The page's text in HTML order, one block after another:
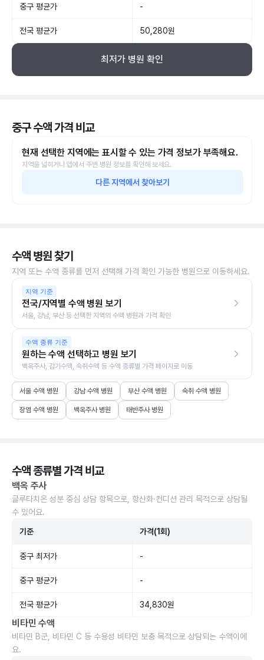
중구 평균가 -
전국 평균가 50,280원
최저가 병원 확인
중구 수액 가격 비교
현재 선택한 지역에는 표시할 수 있는 가격 정보가 부족해요.
지역을 넓히거나 앱에서 주변 병원 정보를 확인해 보세요.
다른 지역에서 찾아보기
수액 병원 찾기
지역 또는 수액 종류를 먼저 선택해 가격 확인 가능한 병원으로 이동하세요.
지역 기준
전국/지역별 수액 병원 보기
서울, 강남, 부산 등 선택한 지역의 수액 병원과 가격 확인
수액 종류 기준
원하는 수액 선택하고 병원 보기
백옥주사, 감기수액, 숙취수액 등 수액 종류별 가격 페이지로 이동
서울 수액 병원 강남 수액 병원 부산 수액 병원 숙취 수액 병원
장염 수액 병원 백옥주사 병원 태반주사 병원
수액 종류별 가격 비교
백옥 주사
글루타치온 성분 중심 상담 항목으로, 항산화·컨디션 관리 목적으로 상담될
수 있어요.
기준 가격(1회)
중구 최저가 -
중구 평균가 -
전국 평균가 34,830원
비타민 수액
비타민 B군, 비타민 C 등 수용성 비타민 보충 목적으로 상담되는 수액이에
요.